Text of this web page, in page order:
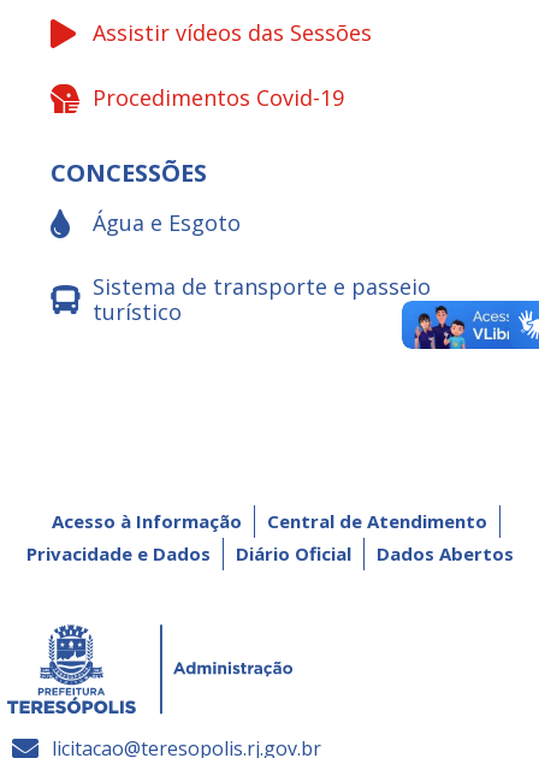
Assistir vídeos das Sessões
Procedimentos Covid-19
CONCESSÕES
Água e Esgoto
Sistema de transporte e passeio
turístico
Acesso à Informação
Central de Atendimento
Privacidade e Dados
Diário Oficial Dados Abertos
licitacao@teresopolis.rj.gov.br